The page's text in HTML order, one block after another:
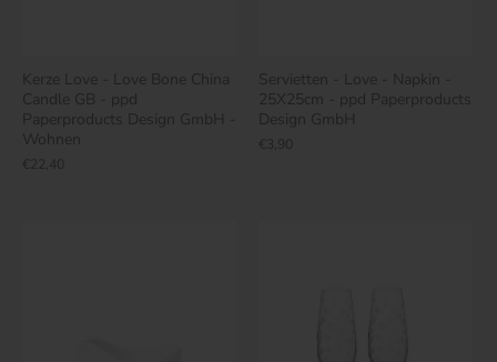
Kerze Love - Love Bone China
Candle GB - ppd
Paperproducts Design GmbH -
Wohnen
€22,40
Servietten - Love - Napkin -
25X25cm - ppd Paperproducts
Design GmbH
€3,90